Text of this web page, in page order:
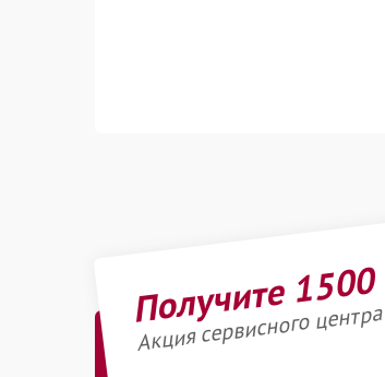
Получите
Акция сервисного